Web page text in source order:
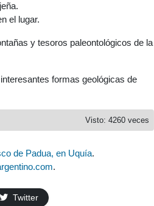
el lugar.
y tesoros paleontológicos de la
formas geológicas de
Visto: 4260 veces
de Padua, en Uquía.
.
Twitter